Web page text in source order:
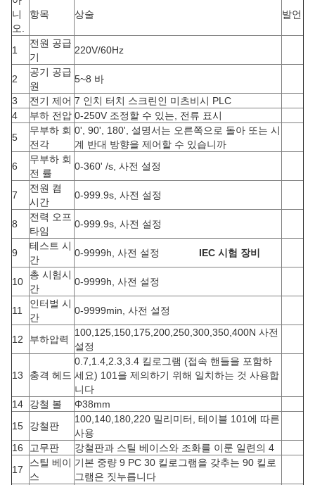
니
오.
항목 상술 발언
1
전원 공급
기
220V/60Hz
2
공기 공급
원
5~8 바
3
전기 제어 7 인치 터치 스크린인 미츠비시 PLC
4
부하 전압 0-250V 조정할 수 있는, 전류 표시
5
무부하 회
전각
0', 90', 180', 설명서는 오른쪽으로 돌아 또는 시
계 반대 방향을 제어할 수 있습니까
6
무부하 회
전 률
0-360' /s, 사전 설정
7
전원 켬
시간
0-999.9s, 사전 설정
8
전력 오프
타임
0-999.9s, 사전 설정
9
테스트 시
간
0-9999h, 사전 설정 IEC 시험 장비
10
총 시험시
간
0-9999h, 사전 설정
11
인터벌 시
간
0-9999min, 사전 설정
12 부하압력
100,125,150,175,200,250,300,350,400N 사전
설정
13 충격 헤드
0.7,1.4,2.3,3.4 킬로그램 (접속 핸들을 포함하
세요) 101을 제의하기 위해 일치하는 것 사용합
니다
14
강철 볼
Φ38mm
15
강철판
100,140,180,220 밀리미터, 테이블 101에 따른
사용
16
고무판
강철판과 스틸 베이스와 조화를 이룬 일련의 4
17
스틸 베이
스
기본 중량 9 PC 30 킬로그램을 갖추는 90 킬로
그램은 짓누릅니다